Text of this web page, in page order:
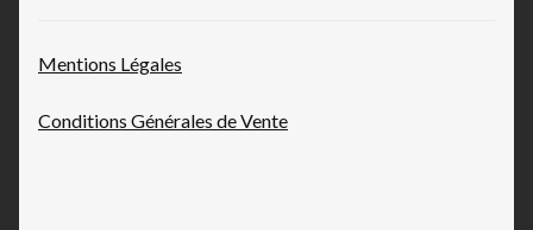
Mentions Légales
Conditions Générales deVente